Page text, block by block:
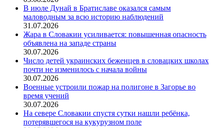
В июле Дунай в Братиславе оказался самым
маловодным за всю историю наблюдений
31.07.2026
Жара в Словакии усиливается: повышенная опасность
объявлена на западе страны
30.07.2026
Число детей украинских беженцев в словацких школах
почти не изменилось с начала войны
30.07.2026
Военные устроили пожар на полигоне в Загорье во
время учений
30.07.2026
На севере Словакии спустя сутки нашли ребёнка,
потерявшегося на кукурузном поле